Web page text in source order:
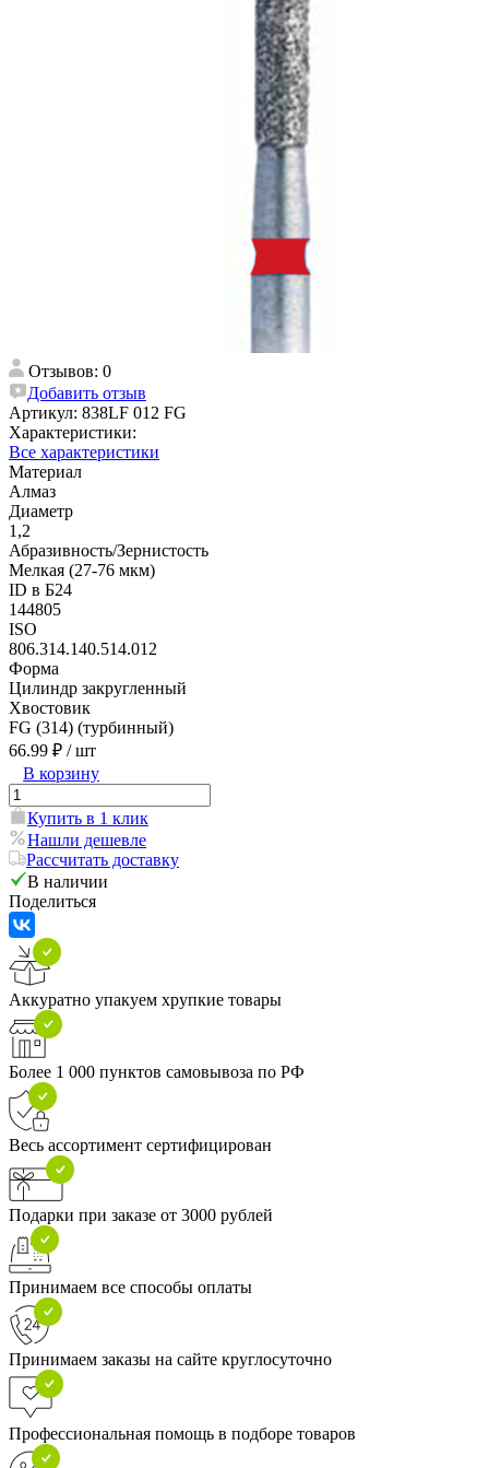
Отзывов: 0
Добавить отзыв
Артикул: 838LF 012 FG
Характеристики:
Все характеристики
Материал
Алмаз
Диаметр
1,2
Абразивность/Зернистость
Мелкая (27-76 мкм)
ID в Б24
144805
ISO
806.314.140.514.012
Форма
Цилиндр закругленный
Хвостовик
FG (314) (турбинный)
66.99 ₽ / шт
В корзину
Купить в 1 клик
Нашли дешевле
Рассчитать доставку
В наличии
Поделиться
Аккуратно упакуем хрупкие товары
Более 1 000 пунктов самовывоза по РФ
Весь ассортимент сертифицирован
Подарки при заказе от 3000 рублей
Принимаем все способы оплаты
Принимаем заказы на сайте круглосуточно
Профессиональная помощь в подборе товаров